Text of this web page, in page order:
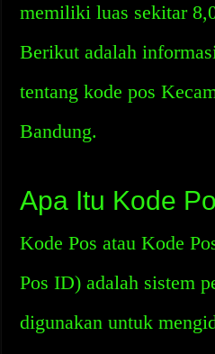
memiliki luas sekitar
Berikut adalah
tentang kode pos
Bandung.
Apa Itu Kode
Kode Pos atau Kode
Pos ID) adalah sistem
digunakan untuk